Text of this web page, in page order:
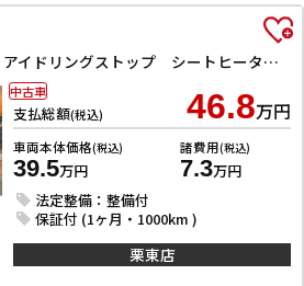
S キーレスエントリー アイドリングストップ シートヒーター CVT ESC CD ミュージックプレイヤー接続可 エアコン パワーウィンドウ
支払総額(税込) 46.8万円
車両本体価格(税込)
39.5万円
諸費用(税込)
7.3万円
法定整備：整備付
保証付 (1ヶ月・1000km )
中古車
栗東店